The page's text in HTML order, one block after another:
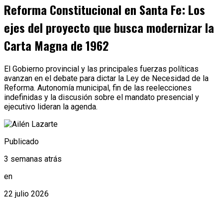
Reforma Constitucional en Santa Fe: Los
ejes del proyecto que busca modernizar la
Carta Magna de 1962
El Gobierno provincial y las principales fuerzas políticas
avanzan en el debate para dictar la Ley de Necesidad de la
Reforma. Autonomía municipal, fin de las reelecciones
indefinidas y la discusión sobre el mandato presencial y
ejecutivo lideran la agenda.
Publicado
3 semanas atrás
en
22 julio 2026